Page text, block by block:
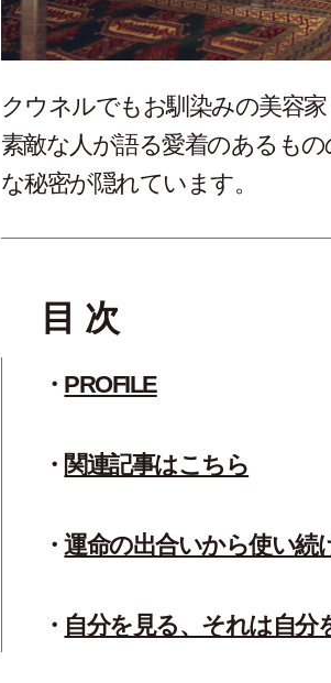
クウネルでもお馴染みの美容
素敵な人が語る愛着のあるも
な秘密が隠れています。
目 次
PROFILE
関連記事はこちら
運命の出合いから使い続
自分を見る、それは自分